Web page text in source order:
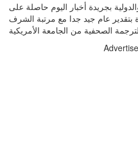
بجريدة أخبار اليوم حاصلة على
بتقدير عام جيد جدا مع مرتبة الشرف
الصحفية من الجامعة الأمريكية